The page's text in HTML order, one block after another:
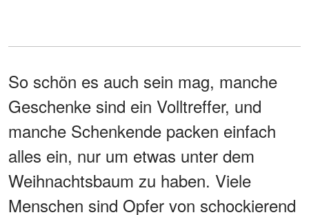
So schön es auch sein mag, manche
Geschenke sind ein Volltreffer, und
manche Schenkende packen einfach
alles ein, nur um etwas unter dem
Weihnachtsbaum zu haben. Viele
Menschen sind Opfer von schockierend